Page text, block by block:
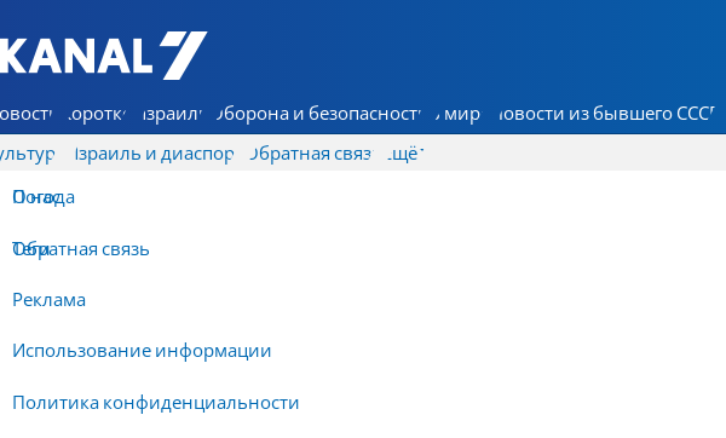
7 КАНАЛ - Аруц Шева
Коротко Израиль Оборона и безопасность В мире Новости из бывшего СССР
Израиль и диаспора Обратная связь
О нас
Обратная связь
Реклама
Использование информации
Политика конфиденциальности
Ещё
Погода
Теги